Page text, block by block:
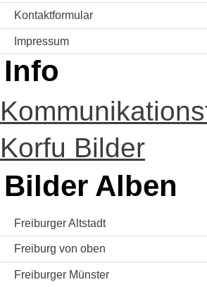
Kontaktformular
Impressum
Info
Korfu Bilder
Bilder Alben
Freiburger Altstadt
Freiburg von oben
Freiburger Münster